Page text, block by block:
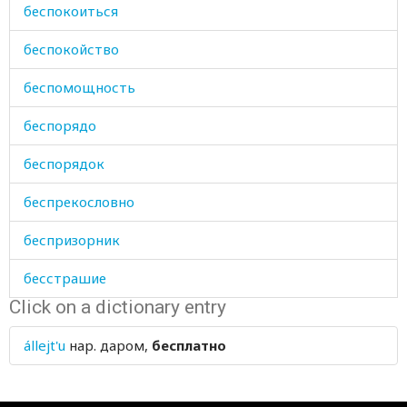
беспокоиться
беспокойство
беспомощность
беспорядо
беспорядок
беспрекословно
беспризорник
бесстрашие
бесталанный
бестолковый
Click on a dictionary entry
állejt'u нар. даром, бесплатно